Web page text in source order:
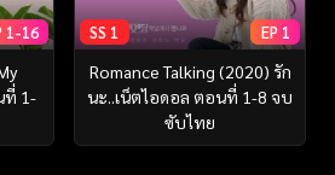
1-16
ที่ 1-
SS 1 EP 1
Romance Talking (2020) รัก
นะ..เน็ตไอดอล ตอนที่ 1-8 จบ
ซับไทย